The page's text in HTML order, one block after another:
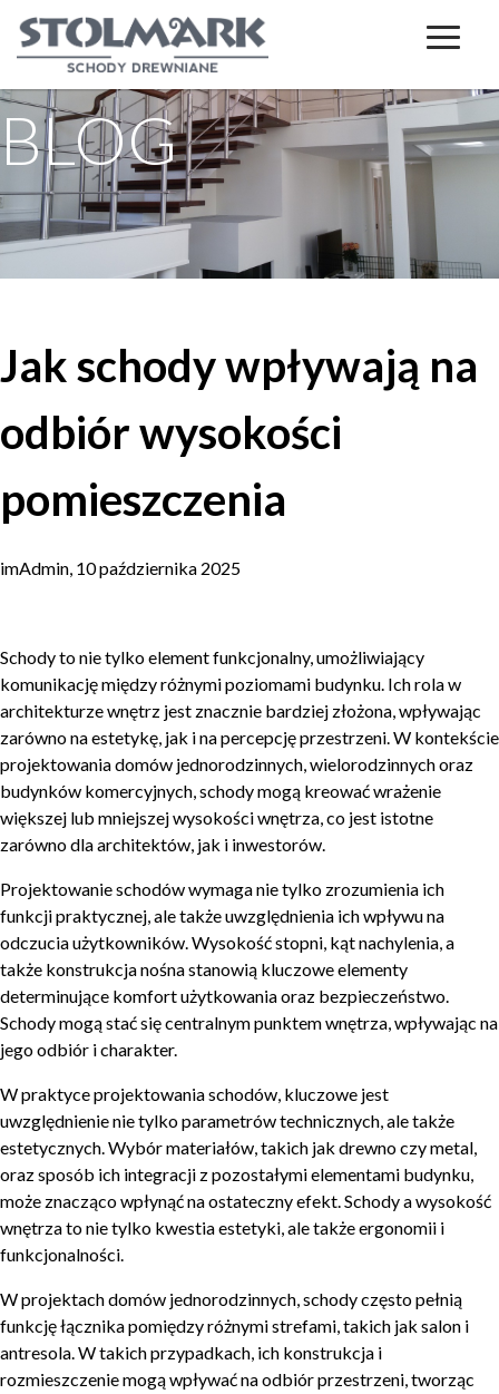
BLOG
Jak schody wpływają na
odbiór wysokości
pomieszczenia
imAdmin, 10 października 2025
Schody to nie tylko element funkcjonalny, umożliwiający
komunikację między różnymi poziomami budynku. Ich rola w
architekturze wnętrz jest znacznie bardziej złożona, wpływając
zarówno na estetykę, jak i na percepcję przestrzeni. W kontekście
projektowania domów jednorodzinnych, wielorodzinnych oraz
budynków komercyjnych, schody mogą kreować wrażenie
większej lub mniejszej wysokości wnętrza, co jest istotne
zarówno dla architektów, jak i inwestorów.
Projektowanie schodów wymaga nie tylko zrozumienia ich
funkcji praktycznej, ale także uwzględnienia ich wpływu na
odczucia użytkowników. Wysokość stopni, kąt nachylenia, a
także konstrukcja nośna stanowią kluczowe elementy
determinujące komfort użytkowania oraz bezpieczeństwo.
Schody mogą stać się centralnym punktem wnętrza, wpływając na
jego odbiór i charakter.
W praktyce projektowania schodów, kluczowe jest
uwzględnienie nie tylko parametrów technicznych, ale także
estetycznych. Wybór materiałów, takich jak drewno czy metal,
oraz sposób ich integracji z pozostałymi elementami budynku,
może znacząco wpłynąć na ostateczny efekt. Schody a wysokość
wnętrza to nie tylko kwestia estetyki, ale także ergonomii i
funkcjonalności.
W projektach domów jednorodzinnych, schody często pełnią
funkcję łącznika pomiędzy różnymi strefami, takich jak salon i
antresola. W takich przypadkach, ich konstrukcja i
rozmieszczenie mogą wpływać na odbiór przestrzeni, tworząc